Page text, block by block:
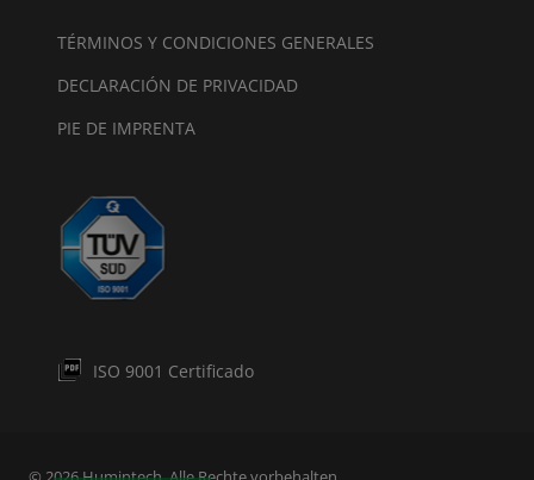
TÉRMINOS Y CONDICIONES GENERALES
DECLARACIÓN DE PRIVACIDAD
PIE DE IMPRENTA
ISO 9001 Certificado